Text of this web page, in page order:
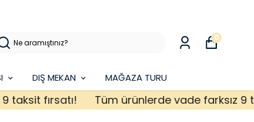
DIŞ MEKAN MAĞAZA TURU
0
fırsatı! Tüm ürünlerde vade farksız 9